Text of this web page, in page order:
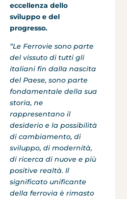
eccellenza dello
sviluppo e del
progresso.
“Le Ferrovie sono parte
del vissuto di tutti gli
italiani fin dalla nascita
del Paese, sono parte
fondamentale della sua
storia, ne
rappresentano il
desiderio e la possibilità
di cambiamento, di
sviluppo, di modernità,
di ricerca di nuove e più
positive realtà. Il
significato unificante
della ferrovia è rimasto